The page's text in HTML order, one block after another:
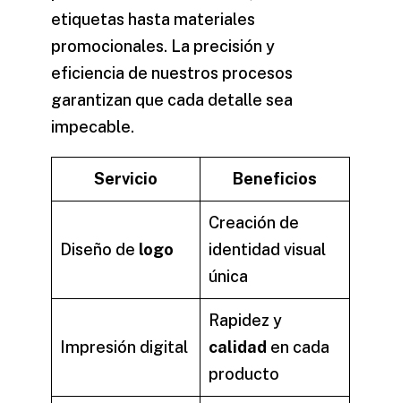
etiquetas hasta materiales
promocionales. La precisión y
eficiencia de nuestros procesos
garantizan que cada detalle sea
impecable.
Servicio Beneficios
Diseño de logo
Creación de
identidad visual
única
Impresión digital
Rapidez y
calidad en cada
producto